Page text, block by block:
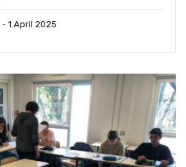
- 1 April 2025